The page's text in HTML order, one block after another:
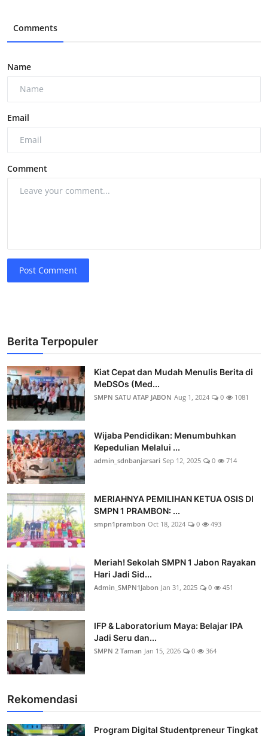
Comments
Name
Email
Comment
Post Comment
Berita Terpopuler
Kiat Cepat dan Mudah Menulis Berita di
MeDSOs (Med...
SMPN SATU ATAP JABON Aug 1, 2024 0 1081
Wijaba Pendidikan: Menumbuhkan
Kepedulian Melalui ...
admin_sdnbanjarsari Sep 12, 2025 0 714
MERIAHNYA PEMILIHAN KETUA OSIS DI
SMPN 1 PRAMBON: ...
smpn1prambon Oct 18, 2024 0 493
Meriah! Sekolah SMPN 1 Jabon Rayakan
Hari Jadi Sid...
Admin_SMPN1Jabon Jan 31, 2025 0 451
IFP & Laboratorium Maya: Belajar IPA
Jadi Seru dan...
SMPN 2 Taman Jan 15, 2026 0 364
Rekomendasi
Program Digital Studentpreneur Tingkat